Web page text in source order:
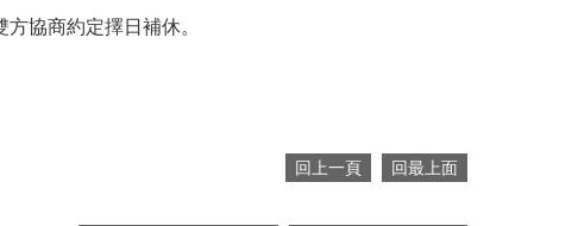
協商約定擇日補休。
回上一頁 回最上面